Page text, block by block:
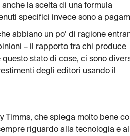
la scelta di una formula
specifici invece sono a
abbiano un po’ di ragione
– il rapporto tra chi produce
stato di cose, ci sono
degli editori usando il
Timms, che spiega molto bene
riguardo alla tecnologia e al